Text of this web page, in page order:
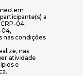
a
04;
04,
nas condições
nas
atividade
e